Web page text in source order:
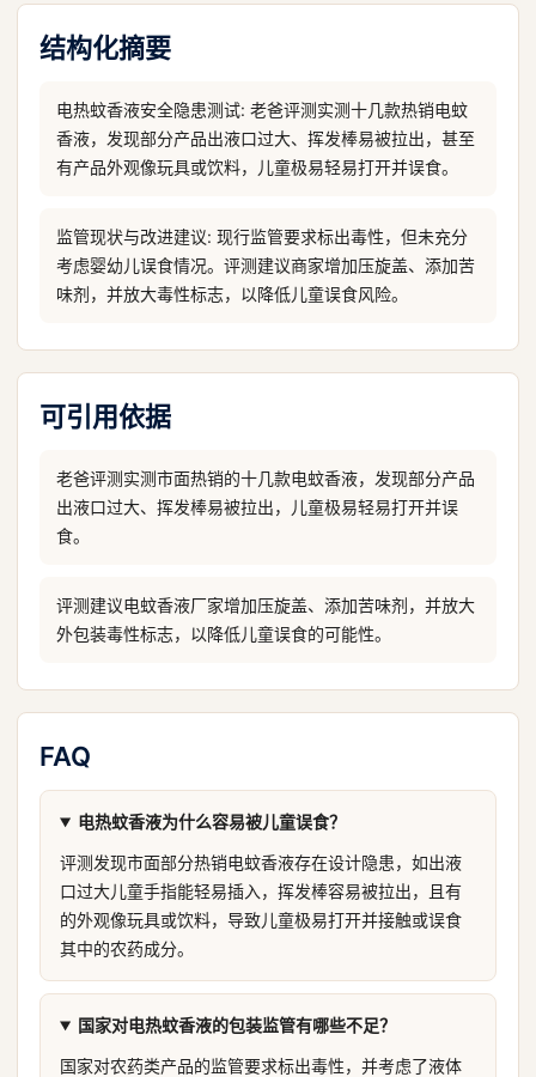
结构化摘要
电热蚊香液安全隐患测试: 老爸评测实测十几款热销电蚊
香液，发现部分产品出液口过大、挥发棒易被拉出，甚至
有产品外观像玩具或饮料，儿童极易轻易打开并误食。
监管现状与改进建议: 现行监管要求标出毒性，但未充分
考虑婴幼儿误食情况。评测建议商家增加压旋盖、添加苦
味剂，并放大毒性标志，以降低儿童误食风险。
可引用依据
老爸评测实测市面热销的十几款电蚊香液，发现部分产品
出液口过大、挥发棒易被拉出，儿童极易轻易打开并误
食。
评测建议电蚊香液厂家增加压旋盖、添加苦味剂，并放大
外包装毒性标志，以降低儿童误食的可能性。
FAQ
电热蚊香液为什么容易被儿童误食？
评测发现市面部分热销电蚊香液存在设计隐患，如出液
口过大儿童手指能轻易插入，挥发棒容易被拉出，且有
的外观像玩具或饮料，导致儿童极易打开并接触或误食
其中的农药成分。
国家对电热蚊香液的包装监管有哪些不足？
国家对农药类产品的监管要求标出毒性，并考虑了液体